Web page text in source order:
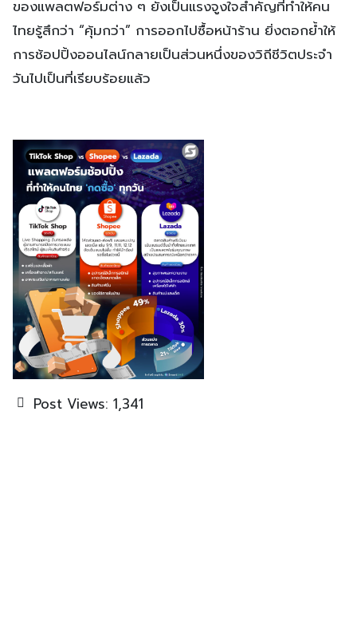
ของแพลตฟอร์มต่าง ๆ ยังเป็นแรงจูงใจสำคัญที่ทำให้คน
ไทยรู้สึกว่า “คุ้มกว่า” การออกไปซื้อหน้าร้าน ยิ่งตอกย้ำให้
การช้อปปิ้งออนไลน์กลายเป็นส่วนหนึ่งของวิถีชีวิตประจำ
วันไปเป็นที่เรียบร้อยแล้ว
Post Views: 1,341